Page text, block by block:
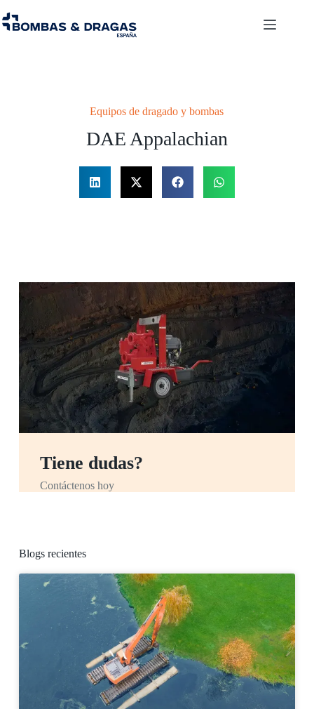
Equipos de dragado y bombas
DAE Appalachian
Tiene dudas?
Contáctenos hoy
Blogs recientes